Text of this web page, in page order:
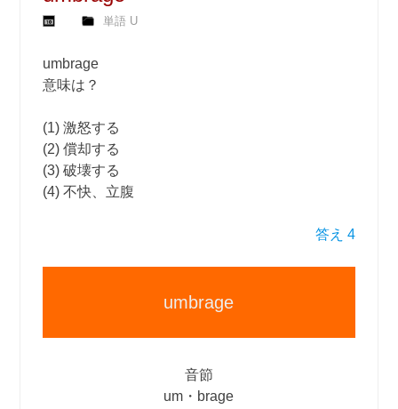
単語 U
umbrage
意味は？
(1) 激怒する
(2) 償却する
(3) 破壊する
(4) 不快、立腹
答え 4
umbrage
音節
um・brage